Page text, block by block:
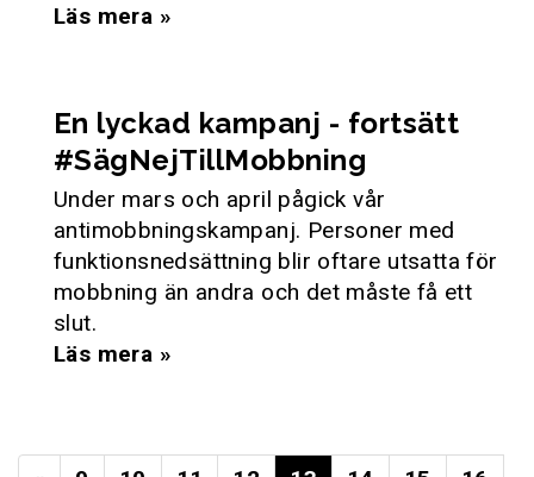
Läs mera »
En lyckad kampanj - fortsätt
#SägNejTillMobbning
Under mars och april pågick vår
antimobbningskampanj. Personer med
funktionsnedsättning blir oftare utsatta för
mobbning än andra och det måste få ett
slut.
Läs mera »